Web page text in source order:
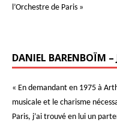
l’Orchestre de Paris »
DANIEL BARENBOÏM
« En demandant en 1975 à
musicale et le charisme
Paris, j’ai trouvé en lui un